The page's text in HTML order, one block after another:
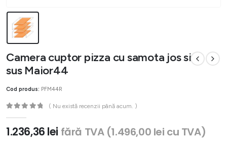
Camera cuptor pizza cu samota jos si
sus Maior44
Cod produs: PFM44R
( Nu există recenzii până acum. )
1.236,36 lei fără TVA (1.496,00 lei cu TVA)